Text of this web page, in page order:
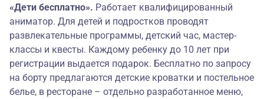
«Дети бесплатно». Работает квалифицированный
аниматор. Для детей и подростков проводят
развлекательные программы, детский час, мастер-
классы и квесты. Каждому ребенку до 10 лет при
регистрации выдается подарок. Бесплатно по запросу
на борту предлагаются детские кроватки и постельное
белье, в ресторане – отдельно разработанное меню,